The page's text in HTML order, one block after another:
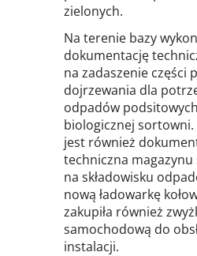
zielonych.
Na terenie bazy
dokumentację
na zadaszenie części
dojrzewania dla
odpadów
biologicznej sortowni.
jest również
techniczna magazynu
na składowisku
nową ładowarkę
zakupiła również
samochodową do
instalacji.